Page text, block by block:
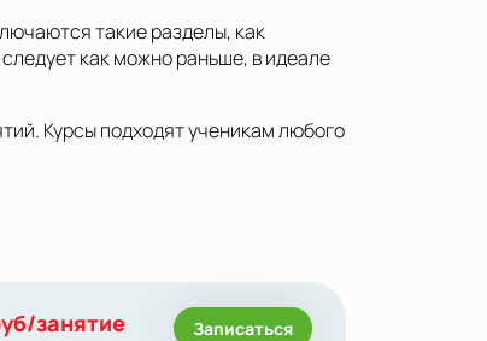
такие разделы, как
как можно раньше, в идеале
Курсы подходят ученикам любого
занятие Записаться